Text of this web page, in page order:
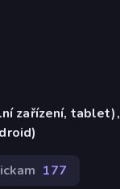
zařízení, tablet),
177